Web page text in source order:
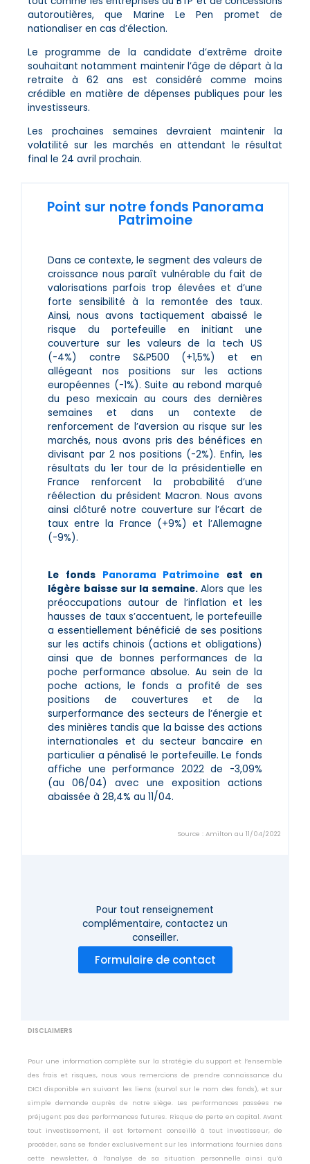
autoroutières, que Marine Le Pen promet de
nationaliser en cas d’élection.
Le programme de la candidate d’extrême droite
souhaitant notamment maintenir l’âge de départ à la
retraite à 62 ans est considéré comme moins
crédible en matière de dépenses publiques pour les
investisseurs.
Les prochaines semaines devraient maintenir la
volatilité sur les marchés en attendant le résultat
final le 24 avril prochain.
Point sur notre fonds Panorama
Patrimoine
Dans ce contexte, le segment des valeurs de
croissance nous paraît vulnérable du fait de
valorisations parfois trop élevées et d’une
forte sensibilité à la remontée des taux.
Ainsi, nous avons tactiquement abaissé le
risque du portefeuille en initiant une
couverture sur les valeurs de la tech US
(-4%) contre S&P500 (+1,5%) et en
allégeant nos positions sur les actions
européennes (-1%). Suite au rebond marqué
du peso mexicain au cours des dernières
semaines et dans un contexte de
renforcement de l’aversion au risque sur les
marchés, nous avons pris des bénéfices en
divisant par 2 nos positions (-2%). Enfin, les
résultats du 1er tour de la présidentielle en
France renforcent la probabilité d’une
réélection du président Macron. Nous avons
ainsi clôturé notre couverture sur l’écart de
taux entre la France (+9%) et l’Allemagne
(-9%).
Le fonds Panorama Patrimoine est en
légère baisse sur la semaine.Alors que les
préoccupations autour de l’inflation et les
hausses de taux s’accentuent, le portefeuille
a essentiellement bénéficié de ses positions
sur les actifs chinois (actions et obligations)
ainsi que de bonnes performances de la
poche performance absolue. Au sein de la
poche actions, le fonds a profité de ses
positions de couvertures et de la
surperformance des secteurs de l’énergie et
des minières tandis que la baisse des actions
internationales et du secteur bancaire en
particulier a pénalisé le portefeuille. Le fonds
affiche une performance 2022 de -3,09%
(au 06/04) avec une exposition actions
abaissée à 28,4% au 11/04.
Source : Amilton au 11/04/2022
Pour tout renseignement
complémentaire, contactez un
conseiller.
Formulaire de contact
DISCLAIMERS
Pour une information complète sur la stratégie du support et l’ensemble
des frais et risques, nous vous remercions de prendre connaissance du
DICI disponible en suivant les liens (survol sur le nom des fonds), et sur
simple demande auprès de notre siège. Les performances passées ne
préjugent pas des performances futures. Risque de perte en capital. Avant
tout investissement, il est fortement conseillé à tout investisseur, de
procéder, sans se fonder exclusivement sur les informations fournies dans
cette newsletter, à l’analyse de sa situation personnelle ainsi qu’à